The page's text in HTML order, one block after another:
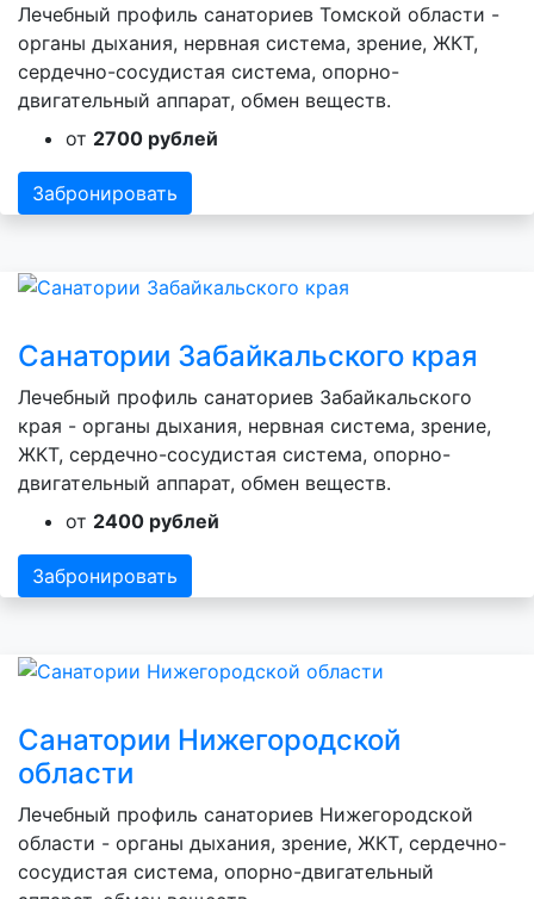
Лечебный профиль санаториев Томской области -
органы дыхания, нервная система, зрение, ЖКТ,
сердечно-сосудистая система, опорно-
двигательный аппарат, обмен веществ.
от 2700 рублей
Забронировать
Санатории Забайкальского края
Лечебный профиль санаториев Забайкальского
края - органы дыхания, нервная система, зрение,
ЖКТ, сердечно-сосудистая система, опорно-
двигательный аппарат, обмен веществ.
от 2400 рублей
Забронировать
Санатории Нижегородской
области
Лечебный профиль санаториев Нижегородской
области - органы дыхания, зрение, ЖКТ, сердечно-
сосудистая система, опорно-двигательный